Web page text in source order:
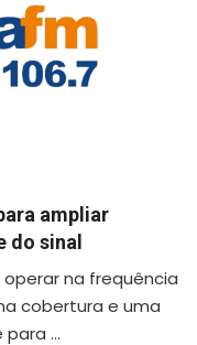
ampliar
do sinal
na frequência
cobertura e uma
...